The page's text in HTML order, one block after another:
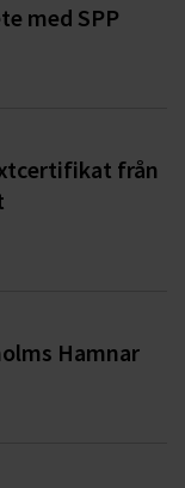
med SPP
från
Hamnar